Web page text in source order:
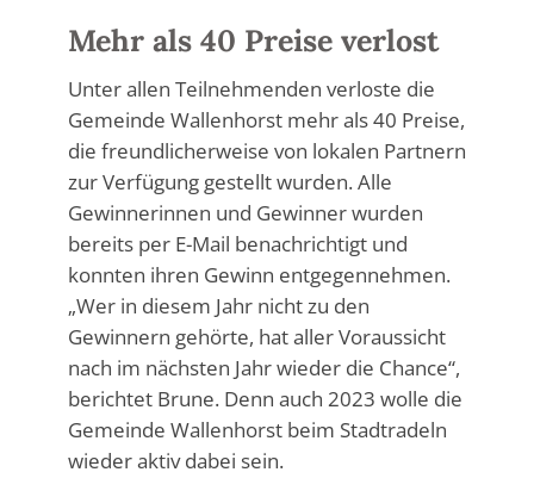
Mehr als 40 Preise verlost
Unter allen Teilnehmenden verloste die
Gemeinde Wallenhorst mehr als 40 Preise,
die freundlicherweise von lokalen Partnern
zur Verfügung gestellt wurden. Alle
Gewinnerinnen und Gewinner wurden
bereits per E-Mail benachrichtigt und
konnten ihren Gewinn entgegennehmen.
„Wer in diesem Jahr nicht zu den
Gewinnern gehörte, hat aller Voraussicht
nach im nächsten Jahr wieder die Chance“,
berichtet Brune. Denn auch 2023 wolle die
Gemeinde Wallenhorst beim Stadtradeln
wieder aktiv dabei sein.